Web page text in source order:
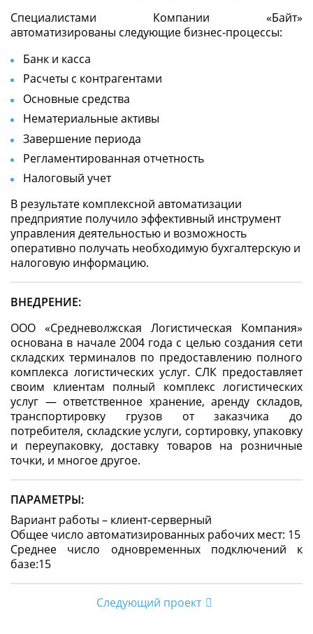
Специалистами Компании «Байт»
автоматизированы следующие бизнес-процессы:
Банк и касса
Расчеты с контрагентами
Основные средства
Нематериальные активы
Завершение периода
Регламентированная отчетность
Налоговый учет
В результате комплексной автоматизации
предприятие получило эффективный инструмент
управления деятельностью и возможность
оперативно получать необходимую бухгалтерскую и
налоговую информацию.
ВНЕДРЕНИЕ:
ООО «Средневолжская Логистическая Компания»
основана в начале 2004 года c целью создания сети
складских терминалов по предоставлению полного
комплекса логистических услуг. СЛК предоставляет
своим клиентам полный комплекс логистических
услуг — ответственное хранение, аренду складов,
транспортировку грузов от заказчика до
потребителя, складские услуги, сортировку, упаковку
и переупаковку, доставку товаров на розничные
точки, и многое другое.
ПАРАМЕТРЫ:
Вариант работы – клиент-серверный
Общее число автоматизированных рабочих мест: 15
Среднее число одновременных подключений к
базе:15
Следующий проект